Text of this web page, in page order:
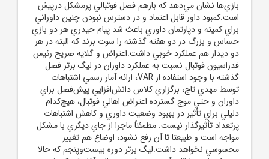
بازي‌ها نشان مي‌دهد که بازهم فصل فوتبالي پرمشکل درپيش
است.کمبود داور قابل اعتماد و در دسترس نبودن چنين داوراني
براي کميته و دپارتمان داوري باعث شد پيام حيدري هر دو بازي
حساس و بزرگ در دو هفته گذشته را سوت بزند که البته در هر
دو ديدار هم عملکرد خوبي داشت.اعتراض و گلايه صريح رئيس
فدراسيون فوتبال نسبت به عملکرد داوران در ليگ برتر فصل
گذشته با وجود استفاده از VAR، ارائه آمار رسمي اشتباهات
توسط مهدي تاج، برگزاري کلاس دانش‌افزايي پيش‌فصل براي
داوران و حتي موج گسترده اعتراض‌ اهالي فوتبال، هيچ‌کدام
دليلي براي تأثير در بهبود وضعيت داوري و کاهش اشتباهات
پرتعداد تأثيرگذار نيست. مطمئناً ماجرا از جاي ديگري با مشکل
مواجه است و طبيعتا تا آن رفع نشود، اوضاع هم تغيير
محسوسي نخواهد داشت.ليگ برتر دوره بيست‌وپنجم که حالا